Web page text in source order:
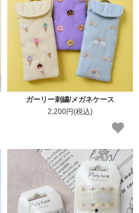
ガーリー刺繍/メガネケース
2,200円(税込)